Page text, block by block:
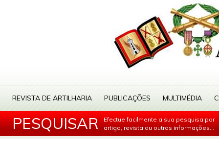
REVISTA DE ARTILHARIA PUBLICAÇÕES MULTIMÉDIA
PESQUISAR
Efectue facilmente a sua pesquisa por
artigo, revista ou outras informações...